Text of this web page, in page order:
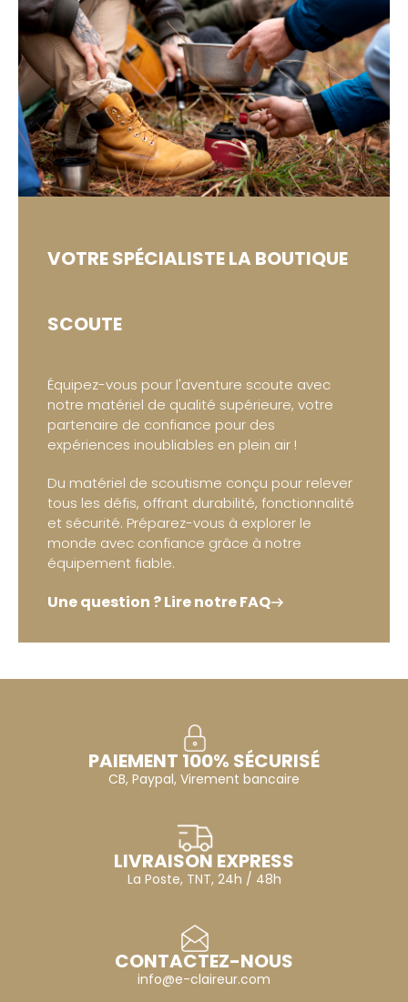
VOTRE SPÉCIALISTELA BOUTIQUE
SCOUTE
Équipez-vous pour l'aventure scoute avec
notre matériel de qualité supérieure, votre
partenaire de confiance pour des
expériences inoubliables en plein air !
Du matériel de scoutisme conçu pour relever
tous les défis, offrant durabilité, fonctionnalité
et sécurité. Préparez-vous à explorer le
monde avec confiance grâce à notre
équipement fiable.
Une question ? Lire notre FAQ
PAIEMENT 100% SÉCURISÉ
CB, Paypal, Virement bancaire
LIVRAISON EXPRESS
La Poste, TNT, 24h / 48h
CONTACTEZ-NOUS
info@e-claireur.com